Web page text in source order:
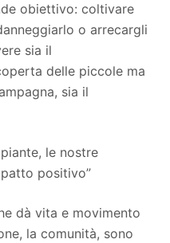
obiettivo: coltivare
o arrecargli
sia il
delle piccole ma
sia il
le nostre
positivo”
dà vita e movimento
la comunità, sono